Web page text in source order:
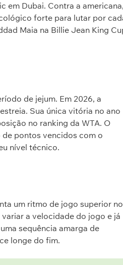
em Dubai. Contra a americana,
forte para lutar por
Maia na Billie Jean King
de jejum. Em 2026, a
Sua única vitória no ano
no ranking da WTA. O
pontos vencidos com o
nível técnico.
um ritmo de jogo superior no
a velocidade do jogo e já
sequência amarga de
longe do fim.